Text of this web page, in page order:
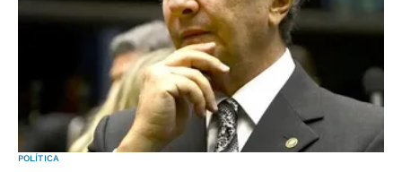
POLÍTICA